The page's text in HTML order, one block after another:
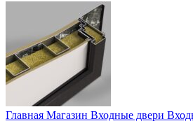
Главная Магазин Входные двери